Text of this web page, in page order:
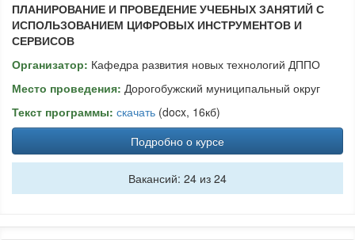
ПЛАНИРОВАНИЕ И ПРОВЕДЕНИЕ УЧЕБНЫХ ЗАНЯТИЙ С
ИСПОЛЬЗОВАНИЕМ ЦИФРОВЫХ ИНСТРУМЕНТОВ И
СЕРВИСОВ
Организатор: Кафедра развития новых технологий ДППО
Место проведения: Дорогобужский муниципальный округ
Текст программы: скачать (docx, 16кб)
Подробно о курсе
Вакансий: 24 из 24